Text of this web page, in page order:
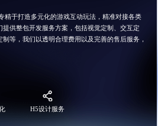
精于打造多元化的游戏互动玩法，精准对接各类
供整包开发服务方案，包括视觉定制、交互定
等，我们以透明合理费用以及完善的售后服务，
H5设计服务